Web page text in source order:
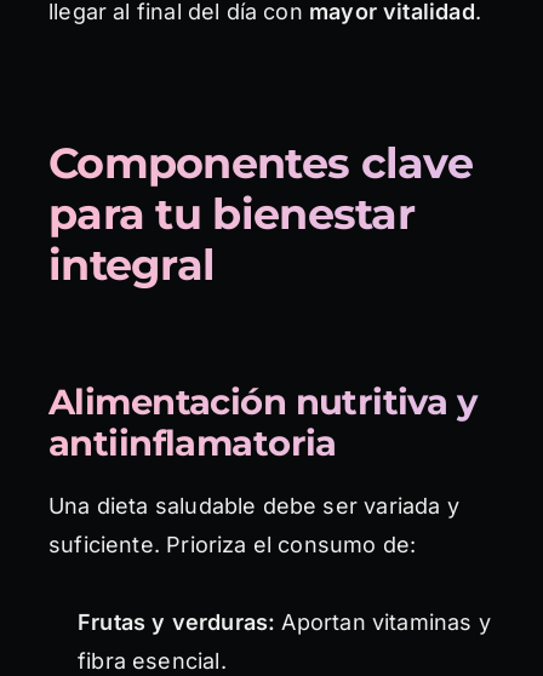
llegar al final del día con mayor vitalidad.
Componentes clave
para tu bienestar
integral
Alimentación nutritiva y
antiinflamatoria
Una dieta saludable debe ser variada y
suficiente. Prioriza el consumo de:
Frutas y verduras: Aportan vitaminas y
fibra esencial.